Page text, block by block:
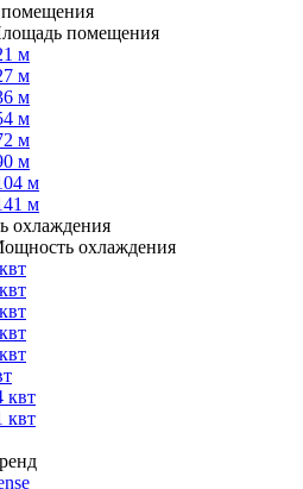
помещения
м
м
м
м
м
м
м
м
охлаждения
охлаждения
квт
квт